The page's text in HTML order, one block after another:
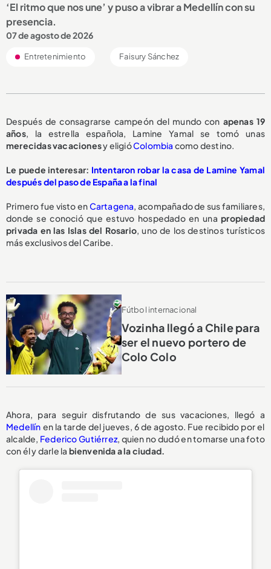
‘El ritmo que nos une’ y puso a vibrar a Medellín con su
presencia.
07 de agosto de 2026
Entretenimiento Faisury Sánchez
Después de consagrarse campeón del mundo con apenas 19
años, la estrella española, Lamine Yamal se tomó unas
merecidas vacacionesy eligióColombia como destino.
Le puede interesar: Intentaron robar la casa de Lamine Yamal
después del paso de España a la final
Primero fue visto enCartagena, acompañado de sus familiares,
donde se conoció que estuvo hospedado en unapropiedad
privada en las Islas del Rosario, uno de los destinos turísticos
más exclusivos del Caribe.
Fútbol internacional
Vozinha llegó a Chile para
ser el nuevo portero de
Colo Colo
Ahora, para seguir disfrutando de sus vacaciones, llegó a
Medellín en la tarde del jueves, 6 de agosto. Fue recibido por el
alcalde, Federico Gutiérrez, quien no dudó en tomarse una foto
con él y darle la bienvenida a la ciudad.